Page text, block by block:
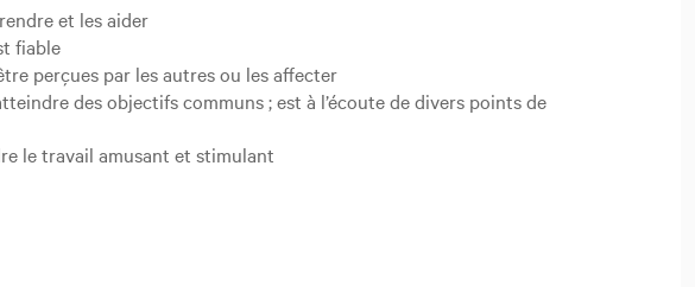
et les aider
fiable
perçues par les autres ou les affecter
des objectifs communs ; est à l’écoute de divers points de
le travail amusant et stimulant